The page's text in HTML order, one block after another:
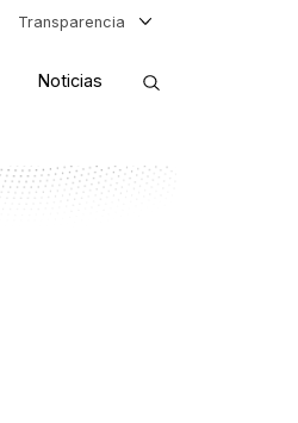
Transparencia
Noticias